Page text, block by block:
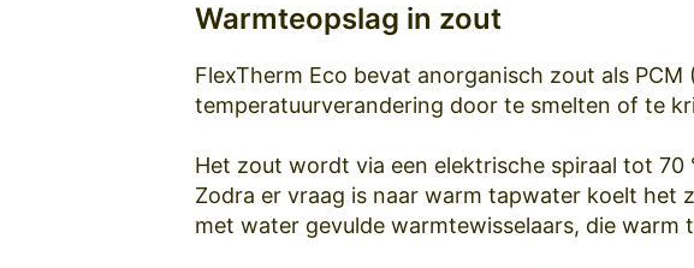
Warmteopslag in zout
FlexTherm Eco bevat anorganisch zout als
temperatuurverandering door te smelten of te
Het zout wordt via een elektrische spiraal tot 70
Zodra er vraag is naar warm tapwater koelt het
met water gevulde warmtewisselaars, die warm